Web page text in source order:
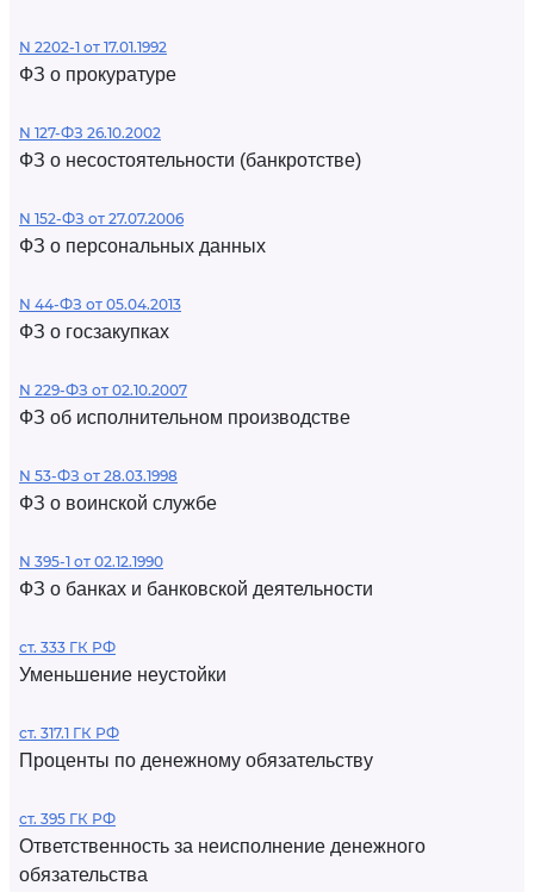
N 2202-1 от 17.01.1992
ФЗ о прокуратуре
N 127-ФЗ 26.10.2002
ФЗ о несостоятельности (банкротстве)
N 152-ФЗ от 27.07.2006
ФЗ о персональных данных
N 44-ФЗ от 05.04.2013
ФЗ о госзакупках
N 229-ФЗ от 02.10.2007
ФЗ об исполнительном производстве
N 53-ФЗ от 28.03.1998
ФЗ о воинской службе
N 395-1 от 02.12.1990
ФЗ о банках и банковской деятельности
ст. 333 ГК РФ
Уменьшение неустойки
ст. 317.1 ГК РФ
Проценты по денежному обязательству
ст. 395 ГК РФ
Ответственность за неисполнение денежного
обязательства